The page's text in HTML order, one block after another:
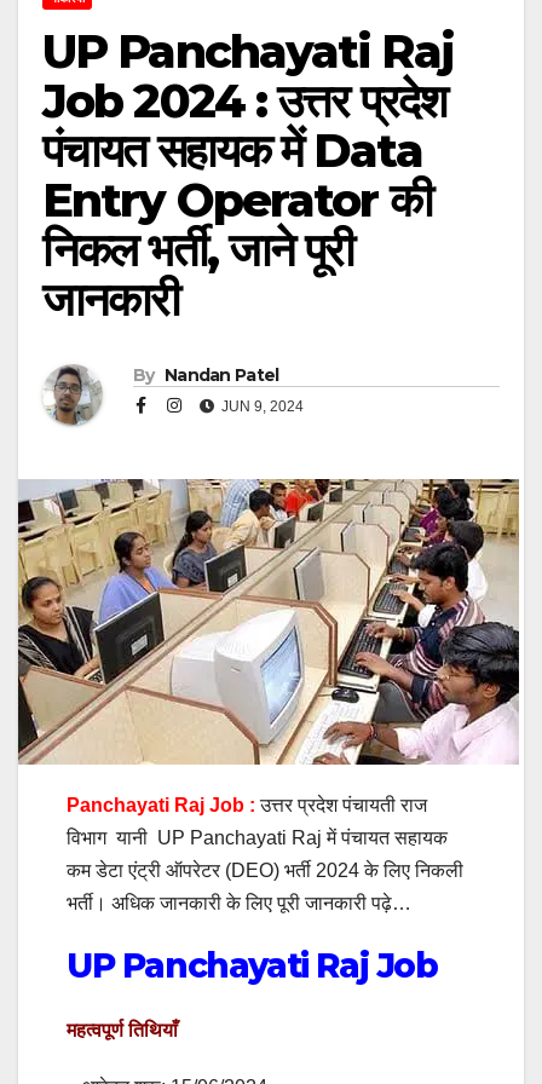
UP Panchayati Raj
Job 2024 : उत्तर प्रदेश
पंचायत सहायक में Data
Entry Operator की
निकल भर्ती, जाने पूरी
जानकारी
By Nandan Patel
JUN 9, 2024
Panchayati Raj Job : उत्तर प्रदेश पंचायती राज
विभाग यानी UP Panchayati Raj में पंचायत सहायक
कम डेटा एंट्री ऑपरेटर (DEO) भर्ती 2024 के लिए निकली
भर्ती। अधिक जानकारी के लिए पूरी जानकारी पढ़े…
UP Panchayati Raj Job
महत्वपूर्ण तिथियाँ